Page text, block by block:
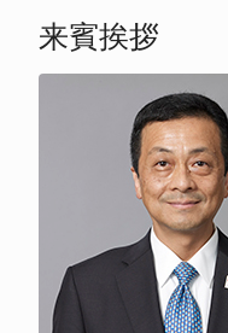
来賓挨拶